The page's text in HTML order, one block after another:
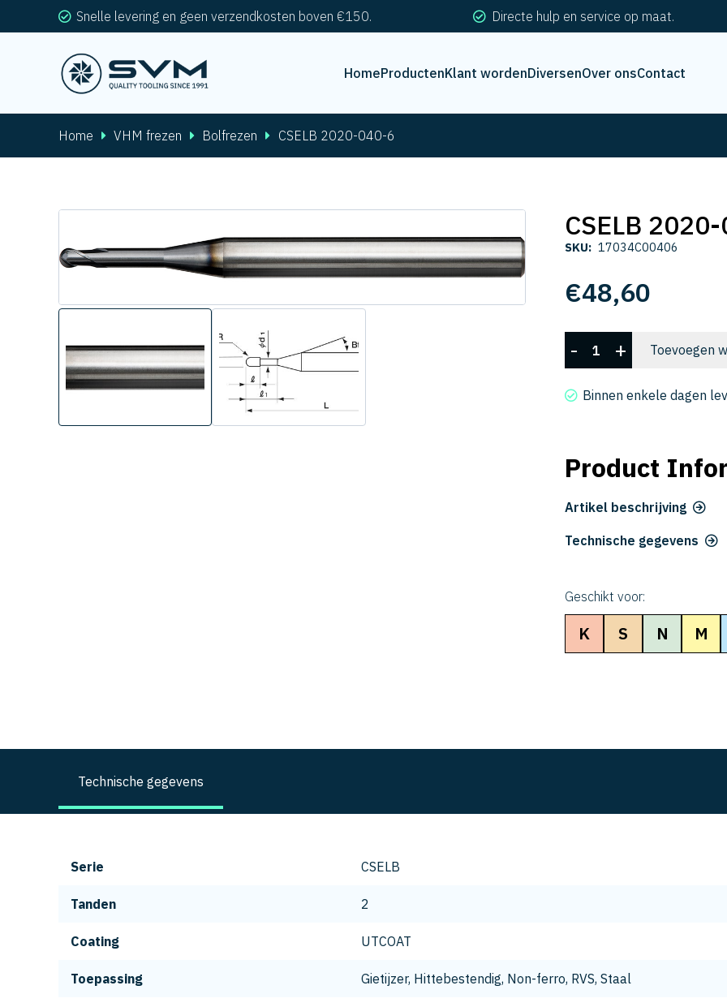
Snelle levering en geen verzendkosten boven €150. Directe hulp en service op maat.
HomeProductenKlant wordenDiversenOver onsContact
Home VHM frezen Bolfrezen CSELB 2020-040-6
CSELB
SKU: 17034C00406
€48,60
CSELB
2020-
040-
- + Toevoegen
Binnen enkele dagen
Product
Artikel beschrijving
Technische gegevens
Geschikt voor:
K S N M
Technische gegevens
Serie CSELB
Tanden 2
Coating UTCOAT
Toepassing Gietijzer, Hittebestendig, Non-ferro, RVS, Staal